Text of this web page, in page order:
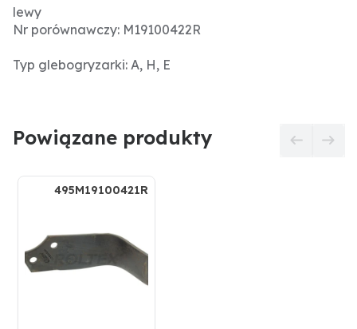
lewy
Nr porównawczy: M19100422R
Typ glebogryzarki: A, H, E
Powiązane produkty
495M19100421R